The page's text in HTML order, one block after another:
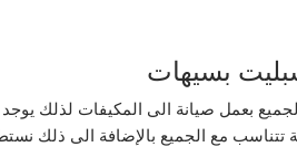
بسيهات
بعمل صيانة الى المكيفات لذلك
تتناسب مع الجميع بالإضافة الى ذلك